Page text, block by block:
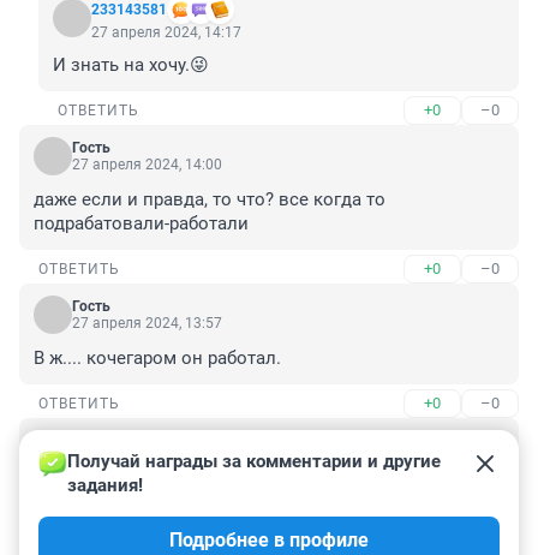
233143581
27 апреля 2024, 14:17
И знать на хочу.😜
ОТВЕТИТЬ +0 –0
Гость
27 апреля 2024, 14:00
даже если и правда, то что? все когда то
подрабатовали-работали
ОТВЕТИТЬ +0 –0
Гость
27 апреля 2024, 13:57
В ж.... кочегаром он работал.
ОТВЕТИТЬ +0 –0
27 апреля 2024, 13:01
Стас теперь парик носит? Не иначе захотел стать
Кобзоном.
Интересно, он играет в футбол?
Получай награды за комментарии и другие
задания!
Подробнее в профиле